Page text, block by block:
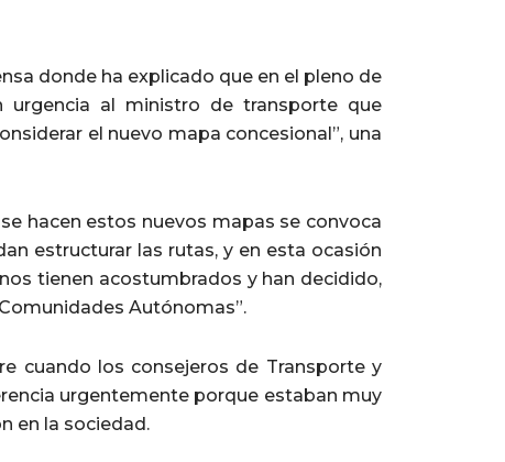
donde ha explicado que en el pleno de
urgencia al ministro de transporte que
el nuevo mapa concesional”, una
hacen estos nuevos mapas se convoca
estructurar las rutas, y en esta ocasión
tienen acostumbrados y han decidido,
Autónomas”.
cuando los consejeros de Transporte y
urgentemente porque estaban muy
en la sociedad.